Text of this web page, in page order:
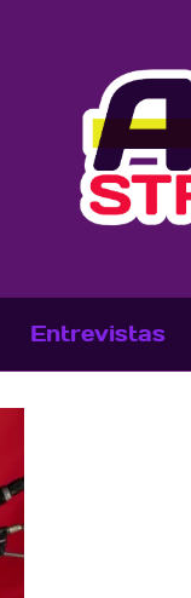
Entrevistas